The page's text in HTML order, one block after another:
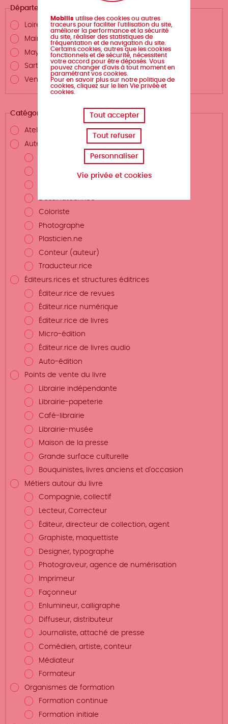
Département
Loire-Atlantique
Maine-et-Loire
Mayenne
Sarthe
Vendée
Catégories
Atelier d'écriture
Auteurs.rices et métiers de la création
Dessinateur.rice
Coloriste
Photographe
Plasticien.ne
Conteur (auteur)
Traducteur.rice
Éditeurs.rices et structures éditrices
Éditeur.rice de revues
Éditeur.rice numérique
Éditeur.rice de livres
Micro-édition
Éditeur.rice de livres audio
Auto-édition
Points de vente du livre
Librairie indépendante
Librairie-papeterie
Café-librairie
Librairie-musée
Maison de la presse
Grande surface culturelle
Bouquinistes, livres anciens et d'occasion
Métiers autour du livre
Compagnie, collectif
Lecteur, Correcteur
Éditeur, directeur de collection, agent
Graphiste, maquettiste
Designer, typographe
Photograveur, agence de numérisation
Imprimeur
Façonneur
Enlumineur, calligraphe
Diffuseur, distributeur
Journaliste, attaché de presse
Comédien, artiste, conteur
Médiateur
Formateur
Organismes de formation
Formation continue
Formation initiale
Mobilis utilise des cookies ou autres
traceurs pour faciliter l'utilisation du site,
améliorer la performance et la sécurité
du site, réaliser des statistiques de
fréquentation et de navigation du site.
Certains cookies, autres que les cookies
fonctionnels et de sécurité, nécessitent
votre accord pour être déposés. Vous
pouvez changer d'avis à tout moment en
paramétrant vos cookies.
Pour en savoir plus sur notre politique de
cookies, cliquez sur le lien Vie privée et
cookies.
Tout accepter
Tout refuser
Personnaliser
Vie privée et cookies